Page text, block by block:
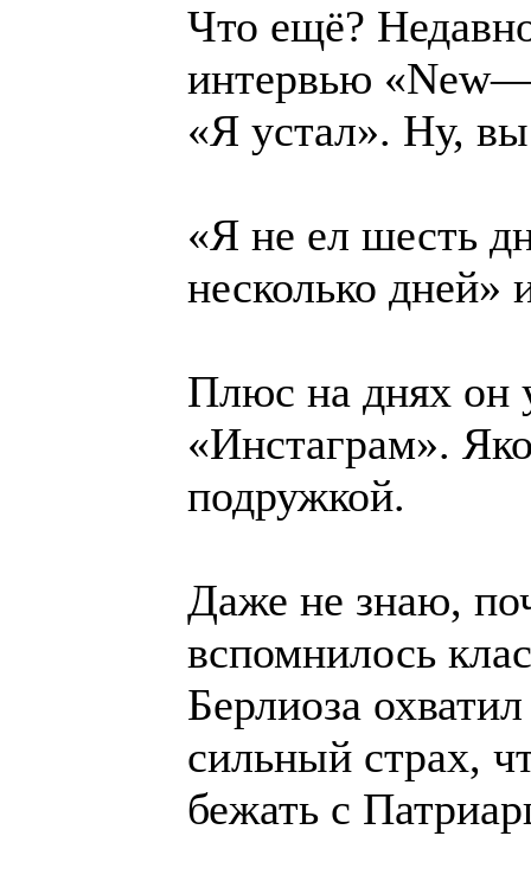
Что ещё?
интервью
«Я устал». Ну,
«Я не ел шесть
несколько дней»
Плюс на днях он
«Инстаграм».
подружкой.
Даже не знаю,
вспомнилось
Берлиоза
сильный страх,
бежать с